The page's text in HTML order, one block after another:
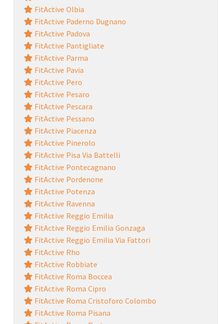
FitActive Olbia
FitActive Paderno Dugnano
FitActive Padova
FitActive Pantigliate
FitActive Parma
FitActive Pavia
FitActive Pero
FitActive Pesaro
FitActive Pescara
FitActive Pessano
FitActive Piacenza
FitActive Pinerolo
FitActive Pisa Via Battelli
FitActive Pontecagnano
FitActive Pordenone
FitActive Potenza
FitActive Ravenna
FitActive Reggio Emilia
FitActive Reggio Emilia Gonzaga
FitActive Reggio Emilia Via Fattori
FitActive Rho
FitActive Robbiate
FitActive Roma Boccea
FitActive Roma Cipro
FitActive Roma Cristoforo Colombo
FitActive Roma Pisana